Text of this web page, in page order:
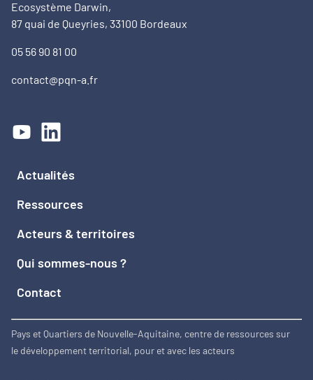
Ecosystème Darwin,
87 quai de Queyries, 33100 Bordeaux
05 56 90 81 00
contact@pqn-a.fr
Actualités
Ressources
Acteurs & territoires
Qui sommes-nous ?
Contact
Pays et Quartiers de Nouvelle-Aquitaine, centre de ressources sur
le développement territorial, pour et avec les acteurs